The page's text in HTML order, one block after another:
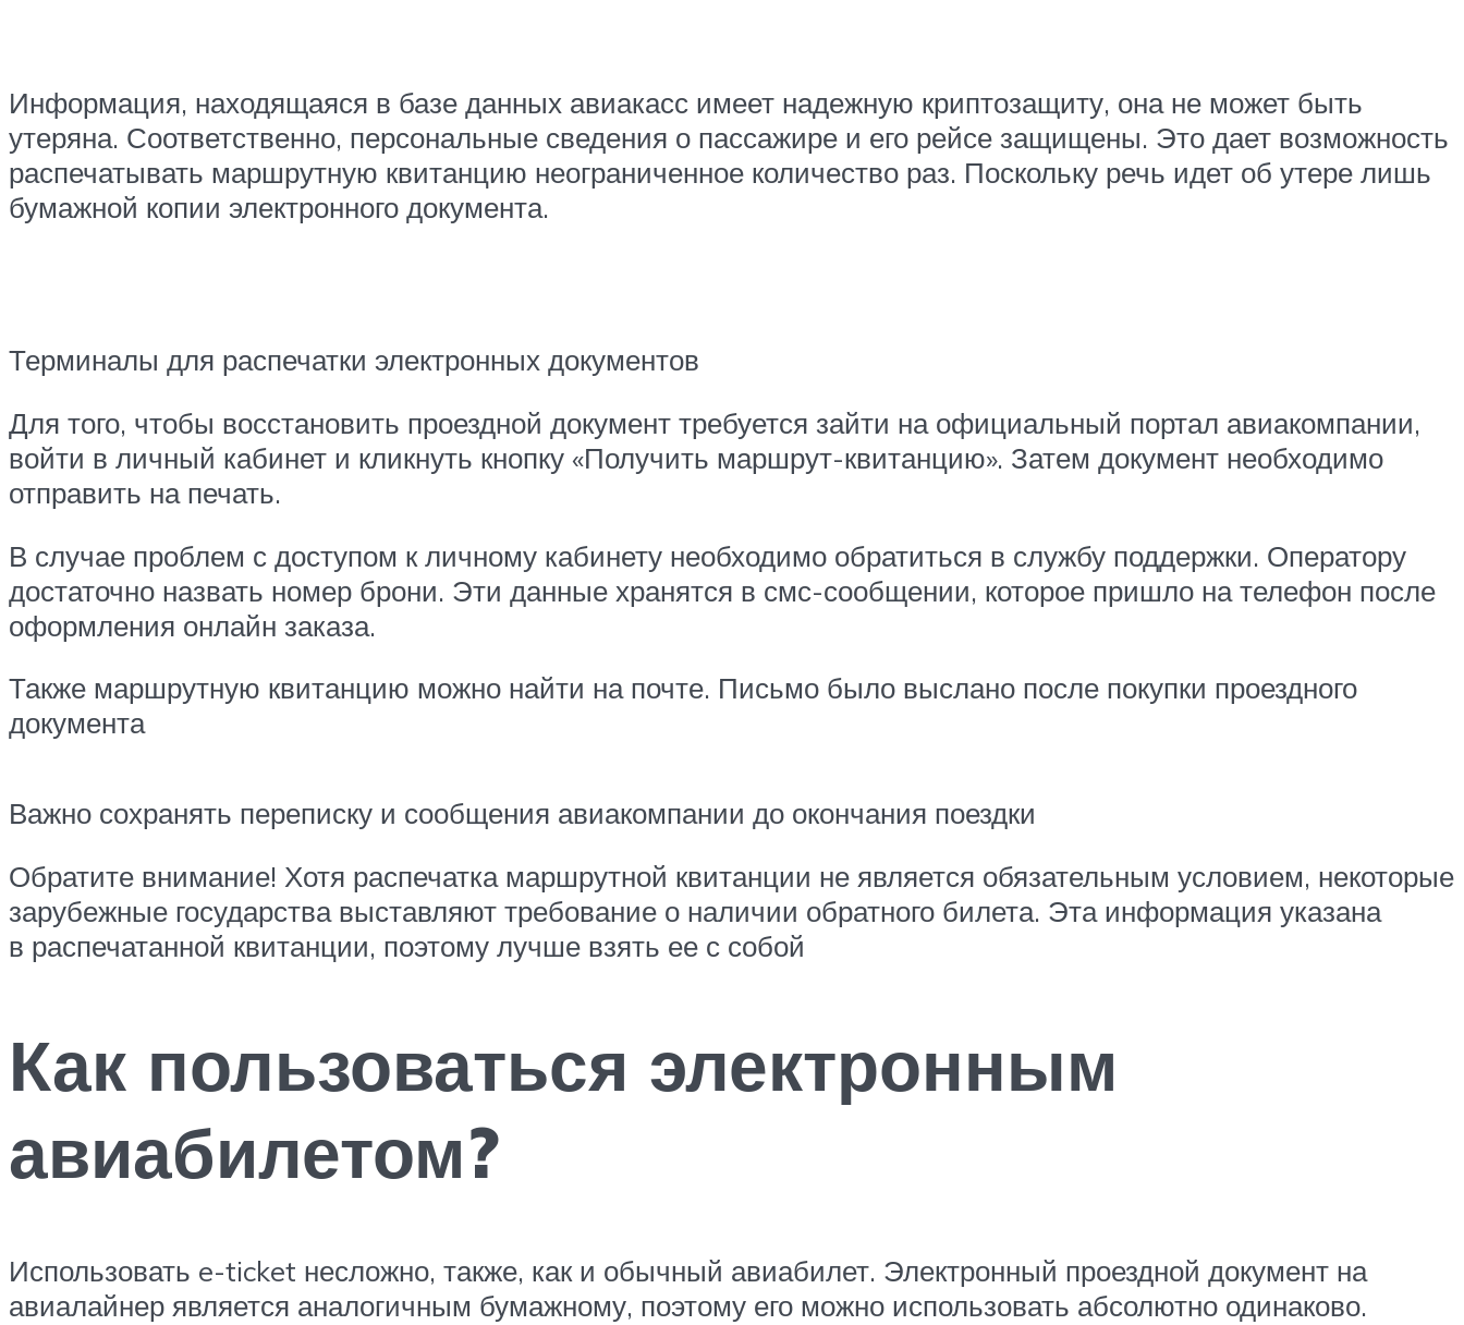
Информация, находящаяся в базе данных авиакасс имеет надежную криптозащиту, она не может быть
утеряна. Соответственно, персональные сведения о пассажире и его рейсе защищены. Это дает возможность
распечатывать маршрутную квитанцию неограниченное количество раз. Поскольку речь идет об утере лишь
бумажной копии электронного документа.
Терминалы для распечатки электронных документов
Для того, чтобы восстановить проездной документ требуется зайти на официальный портал авиакомпании,
войти в личный кабинет и кликнуть кнопку «Получить маршрут-квитанцию». Затем документ необходимо
отправить на печать.
В случае проблем с доступом к личному кабинету необходимо обратиться в службу поддержки. Оператору
достаточно назвать номер брони. Эти данные хранятся в смс-сообщении, которое пришло на телефон после
оформления онлайн заказа.
Также маршрутную квитанцию можно найти на почте. Письмо было выслано после покупки проездного
документа
Важно сохранять переписку и сообщения авиакомпании до окончания поездки
Обратите внимание! Хотя распечатка маршрутной квитанции не является обязательным условием, некоторые
зарубежные государства выставляют требование о наличии обратного билета. Эта информация указана
в распечатанной квитанции, поэтому лучше взять ее с собой
Как пользоваться электронным
авиабилетом?
Использовать e-ticket несложно, также, как и обычный авиабилет. Электронный проездной документ на
авиалайнер является аналогичным бумажному, поэтому его можно использовать абсолютно одинаково.